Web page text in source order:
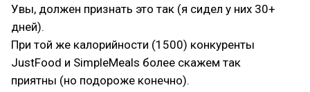
Увы, должен признать это так (я сидел у них 30+
дней).
При той же калорийности (1500) конкуренты
JustFood и SimpleMeals более скажем так
приятны (но подороже конечно).